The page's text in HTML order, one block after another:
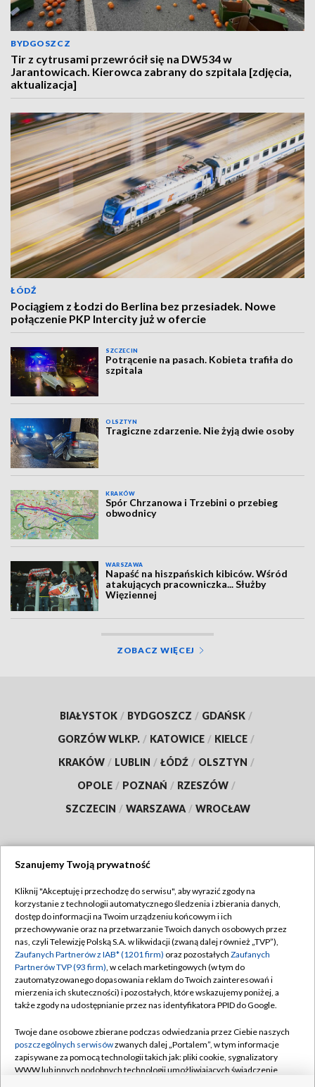
BYDGOSZCZ
Tir z cytrusami przewrócił się na DW534 w
Jarantowicach. Kierowca zabrany do szpitala [zdjęcia,
aktualizacja]
ŁÓDŹ
Pociągiem z Łodzi do Berlina bez przesiadek. Nowe
połączenie PKP Intercity już w ofercie
SZCZECIN
Potrącenie na pasach. Kobieta trafiła do
szpitala
OLSZTYN
Tragiczne zdarzenie. Nie żyją dwie osoby
KRAKÓW
Spór Chrzanowa i Trzebini o przebieg
obwodnicy
WARSZAWA
Napaść na hiszpańskich kibiców. Wśród
atakujących pracowniczka... Służby
Więziennej
ZOBACZ WIĘCEJ
BIAŁYSTOK / BYDGOSZCZ / GDAŃSK /
GORZÓW WLKP. / KATOWICE / KIELCE /
KRAKÓW / LUBLIN / ŁÓDŹ / OLSZTYN /
OPOLE / POZNAŃ / RZESZÓW /
SZCZECIN / WARSZAWA / WROCŁAW
TVP
Abonament TVP
Emisja w TVP
Centrum informacji TVP
Naziemna Telewizja Cyfrowa
Rada Programowa
System NOS
Regulamin TVP
Polityka prywatności
Moje zgody
Pomoc
Kontakt
Szanujemy Twoją prywatność
Kliknij "Akceptuję i przechodzę do serwisu", aby wyrazić zgody na
korzystanie z technologii automatycznego śledzenia i zbierania danych,
dostęp do informacji na Twoim urządzeniu końcowym i ich
przechowywanie oraz na przetwarzanie Twoich danych osobowych przez
nas, czyli Telewizję Polską S.A. w likwidacji (zwaną dalej również „TVP”),
Zaufanych Partnerów z IAB* (1201 firm) oraz pozostałych Zaufanych
Partnerów TVP (93 firm), w celach marketingowych (w tym do
zautomatyzowanego dopasowania reklam do Twoich zainteresowań i
mierzenia ich skuteczności) i pozostałych, które wskazujemy poniżej, a
także zgody na udostępnianie przez nas identyfikatora PPID do Google.
Twoje dane osobowe zbierane podczas odwiedzania przez Ciebie naszych
poszczególnych serwisówzwanych dalej „Portalem”, w tym informacje
zapisywane za pomocą technologii takich jak: pliki cookie, sygnalizatory
WWW lub innych podobnych technologii umożliwiających świadczenie